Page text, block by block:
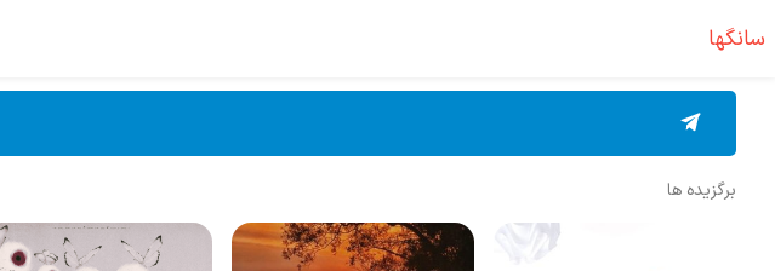
سانگها
برگزیده ها